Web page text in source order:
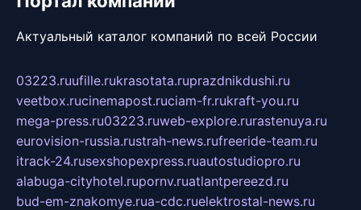
Актуальный каталог компаний по всей России
03223.ruufille.rukrasotata.ruprazdnikdushi.ru
veetbox.rucinemapost.ruciam-fr.rukraft-you.ru
mega-press.ru03223.ruweb-explore.rurastenuya.ru
eurovision-russia.rustrah-news.rufreeride-team.ru
itrack-24.rusexshopexpress.ruautostudiopro.ru
alabuga-cityhotel.rupornv.ruatlantpereezd.ru
bud-em-znakomye.rua-cdc.ruelektrostal-news.ru